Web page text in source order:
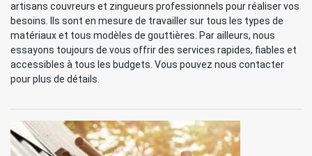
artisans couvreurs et zingueurs professionnels pour réaliser vos
besoins. Ils sont en mesure de travailler sur tous les types de
matériaux et tous modèles de gouttières. Par ailleurs, nous
essayons toujours de vous offrir des services rapides, fiables et
accessibles à tous les budgets. Vous pouvez nous contacter
pour plus de détails.